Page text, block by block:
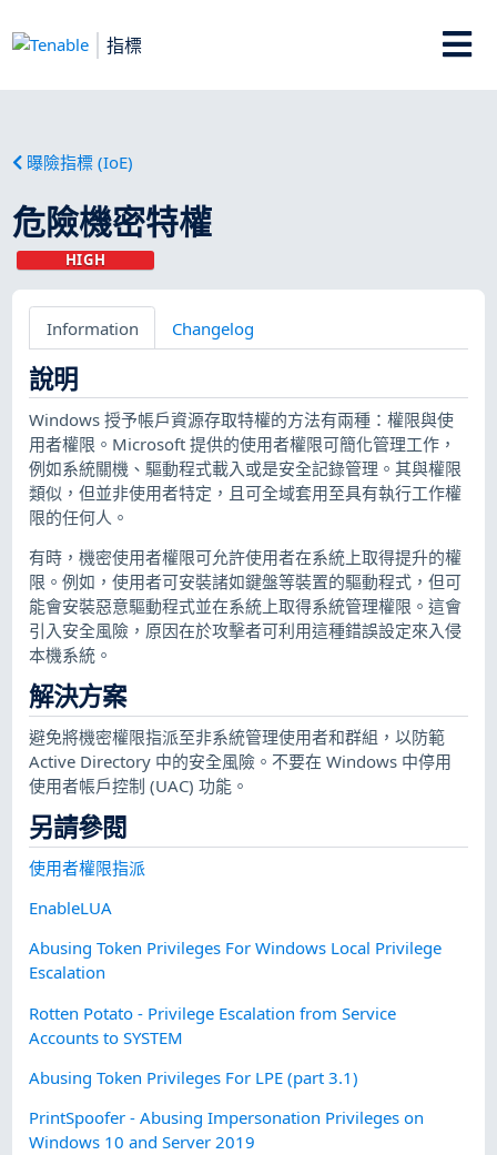
指標
曝險指標 (IoE)
危險機密特權
HIGH
Information Changelog
說明
Windows 授予帳戶資源存取特權的方法有兩種：權限與使
用者權限。Microsoft 提供的使用者權限可簡化管理工作，
例如系統關機、驅動程式載入或是安全記錄管理。其與權限
類似，但並非使用者特定，且可全域套用至具有執行工作權
限的任何人。
有時，機密使用者權限可允許使用者在系統上取得提升的權
限。例如，使用者可安裝諸如鍵盤等裝置的驅動程式，但可
能會安裝惡意驅動程式並在系統上取得系統管理權限。這會
引入安全風險，原因在於攻擊者可利用這種錯誤設定來入侵
本機系統。
解決方案
避免將機密權限指派至非系統管理使用者和群組，以防範
Active Directory 中的安全風險。不要在 Windows 中停用
使用者帳戶控制 (UAC) 功能。
另請參閱
使用者權限指派
EnableLUA
Abusing Token Privileges For Windows Local Privilege
Escalation
Rotten Potato - Privilege Escalation from Service
Accounts to SYSTEM
Abusing Token Privileges For LPE (part 3.1)
PrintSpoofer - Abusing Impersonation Privileges on
Windows 10 and Server 2019